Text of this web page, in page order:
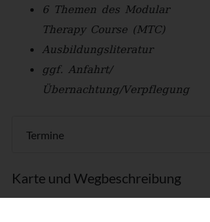
6 Themen des Modular
Therapy Course (MTC)
Ausbildungsliteratur
ggf. Anfahrt/
Übernachtung/Verpflegung
Termine
Karte und Wegbeschreibung